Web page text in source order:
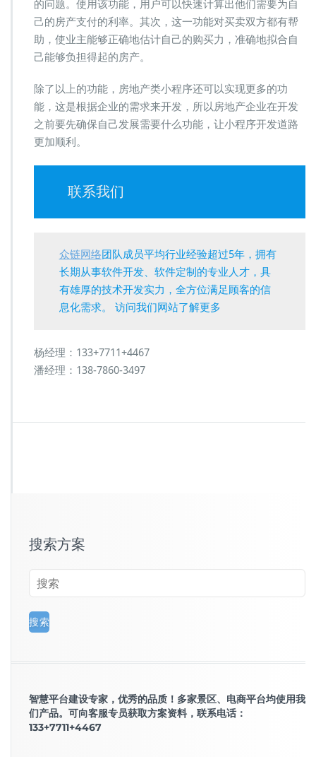
的问题。使用该功能，用户可以快速计算出他们需要为自
己的房产支付的利率。其次，这一功能对买卖双方都有帮
助，使业主能够正确地估计自己的购买力，准确地拟合自
己能够负担得起的房产。
除了以上的功能，房地产类小程序还可以实现更多的功
能，这是根据企业的需求来开发，所以房地产企业在开发
之前要先确保自己发展需要什么功能，让小程序开发道路
更加顺利。
联系我们
众链网络团队成员平均行业经验超过5年，拥有
长期从事软件开发、软件定制的专业人才，具
有雄厚的技术开发实力，全方位满足顾客的信
息化需求。 访问我们网站了解更多
杨经理：133+7711+4467
潘经理：138-7860-3497
搜索方案
智慧平台建设专家，优秀的品质！多家景区、电商平台均使用我
们产品。可向客服专员获取方案资料，联系电话：
133+7711+4467